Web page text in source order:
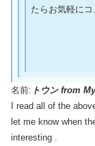
たらお気軽に
名前: トウン from
I read all of the
let me know when
interesting .